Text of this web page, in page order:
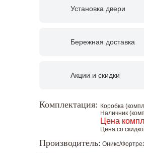
Установка двери
Бережная доставка
Акции и скидки
Комплектация: Коробка
Наличник
Цена
Цена со
Производитель: Оникс/